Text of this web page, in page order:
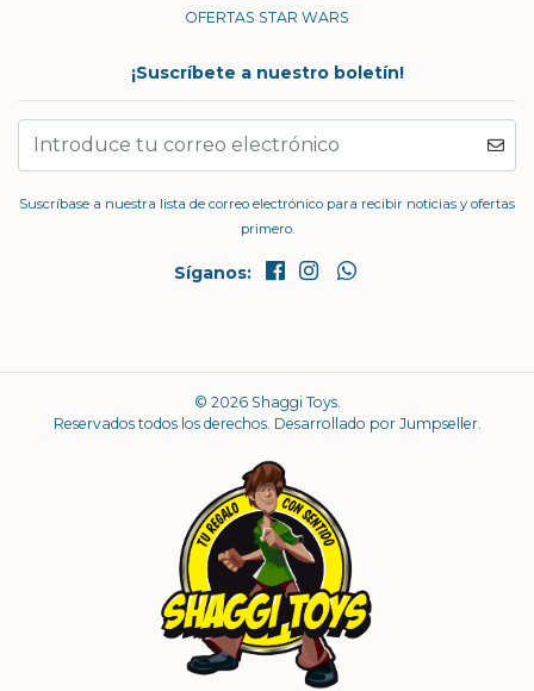
OFERTAS STAR WARS
¡Suscríbete a nuestro boletín!
Suscríbase a nuestra lista de correo electrónico para recibir noticias y ofertas
primero.
Síganos:
© 2026 Shaggi Toys.
Reservados todos los derechos. Desarrollado por Jumpseller.